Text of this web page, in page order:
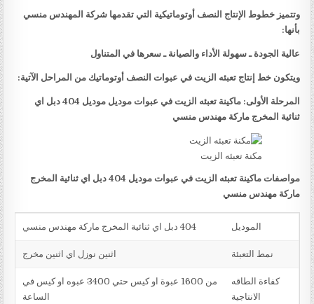
وتتميز خطوط الإنتاج النصف أوتوماتيكية التي تقدمها شركة المهندس منسي
بأنها:
عالية الجودة ـ سهولة الأداء والصيانة ـ سعرها في المتناول
ويتكون خط إنتاج تعبئه الزيت في عبوات النصف أوتوماتيك من المراحل الآتية:
المرحلة الأولى: ماكينة تعبئه الزيت في عبوات موديل موديل 404 دبل اي
ثنائية المخرج ماركة مهندس منسي
مكنة تعبئه الزيت
مواصفات ماكينة تعبئه الزيت في عبوات موديل 404 دبل اي ثنائية المخرج
ماركة مهندس منسي
الموديل 404 دبل اي ثنائية المخرج ماركة مهندس منسي
نمط التعبئة اثنين نوزل اي اثنين مخرج
كفاءة الطاقه
الانتاجية
من 1600 عبوة او كيس حتي 3400 عبوه او كيس في
الساعة